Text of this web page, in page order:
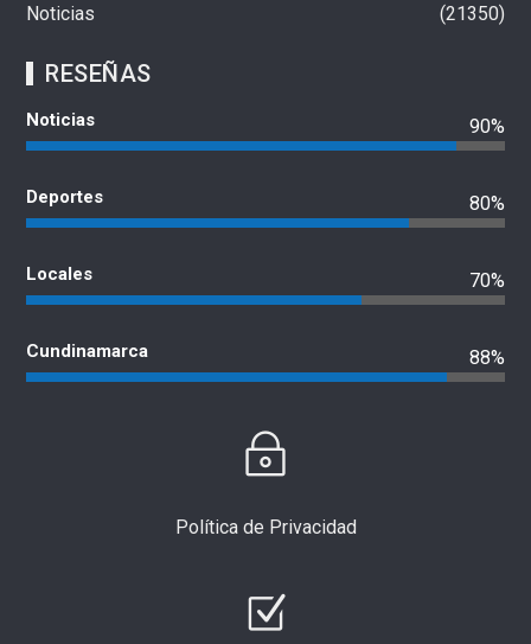
Noticias
21350
RESEÑAS
Noticias 90%
Deportes 80%
Locales 70%
Cundinamarca 88%
Política de Privacidad